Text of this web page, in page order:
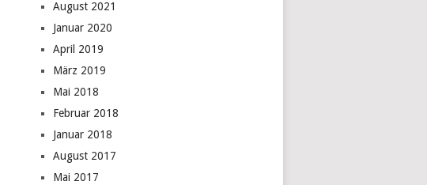
August 2021
Januar 2020
April 2019
März 2019
Mai 2018
Februar 2018
Januar 2018
August 2017
Mai 2017